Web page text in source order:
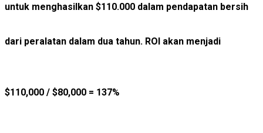
untuk menghasilkan $110.000 dalam pendapatan bersih
dari peralatan dalam dua tahun. ROI akan menjadi
$110,000 / $80,000 = 137%